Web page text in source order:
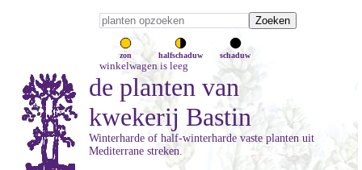
zon halfschaduw schaduw
winkelwagen is leeg
de planten van
kwekerij Bastin
Winterharde of half-winterharde vaste planten uit
Mediterrane streken.